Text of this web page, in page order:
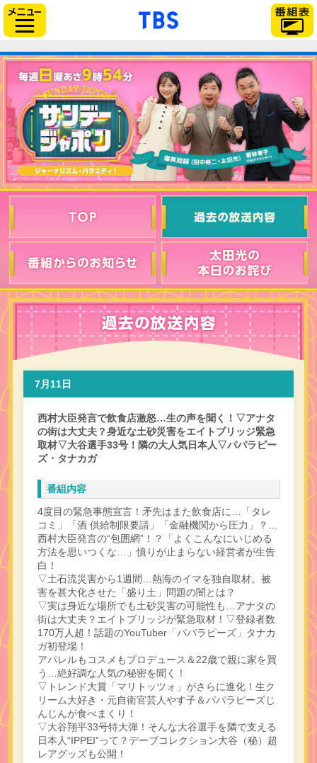
「TBSテレビ」トップ
7月11日
西村大臣発言で飲食店激怒…生の声を聞く！▽アナタ
の街は大丈夫？身近な土砂災害をエイトブリッジ緊急
取材▽大谷選手33号！隣の大人気日本人▽パパラピー
ズ・タナカガ
番組内容
4度目の緊急事態宣言！矛先はまた飲食店に…「タレ
コミ」「酒 供給制限要請」「金融機関から圧力」？…
西村大臣発言の“包囲網”！？「よくこんなにいじめる
方法を思いつくな…」憤りが止まらない経営者が生告
白！
▽土石流災害から1週間…熱海のイマを独自取材。被
害を甚大化させた「盛り土」問題の闇とは？
▽実は身近な場所でも土砂災害の可能性も…アナタの
街は大丈夫？エイトブリッジが緊急取材！▽登録者数
170万人超！話題のYouTuber「パパラピーズ」タナカ
ガ初登場！
アパレルもコスメもプロデュース＆22歳で親に家を買
う…絶好調な人気の秘密を聞く！
▽トレンド大賞「マリトッツォ」がさらに進化！生ク
リーム大好き・元自衛官芸人やす子＆パパラピーズじ
んじんが食べまくり！
▽大谷翔平33号特大弾！そんな大谷選手を隣で支える
日本人“IPPEI”って？デーブコレクション大谷（秘）超
レアグッズも公開！